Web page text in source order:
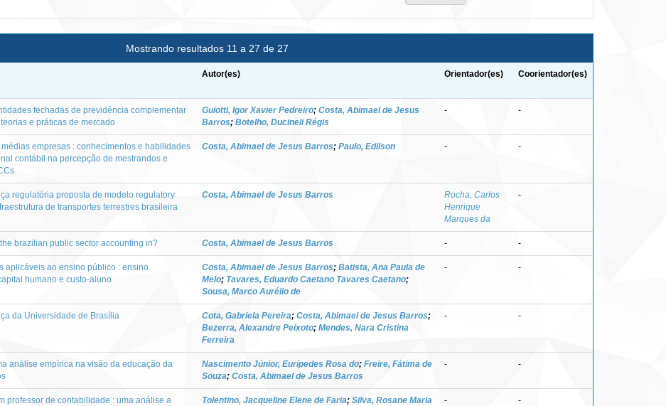
Mostrando resultados 11 a 27 de 27
Autor(es) Orientador(es) Coorientador(es)
fechadas de previdência complementar
e práticas de mercado
Guiotti, Igor Xavier Pedreiro; Costa, Abimael de Jesus
Barros; Botelho, Ducineli Régis
- -
empresas : conhecimentos e habilidades
contábil na percepção de mestrandos e
Costa, Abimael de Jesus Barros; Paulo, Edilson - -
regulatória proposta de modelo regulatory
de transportes terrestres brasileira
Costa, Abimael de Jesus Barros
Rocha, Carlos
Henrique
Marques da
-
brazilian public sector accounting in? Costa, Abimael de Jesus Barros - -
aplicáveis ao ensino público : ensino
humano e custo-aluno
Costa, Abimael de Jesus Barros; Batista, Ana Paula de
Melo; Tavares, Eduardo Caetano Tavares Caetano;
Sousa, Marco Aurélio de
- -
da Universidade de Brasília Cota, Gabriela Pereira; Costa, Abimael de Jesus Barros;
Bezerra, Alexandre Peixoto; Mendes, Nara Cristina
Ferreira
- -
análise empírica na visão da educação da
Nascimento Júnior, Eurípedes Rosa do; Freire, Fátima de
Souza; Costa, Abimael de Jesus Barros
- -
professor de contabilidade : uma análise a
Tolentino, Jacqueline Elene de Faria; Silva, Rosane Maria
- -